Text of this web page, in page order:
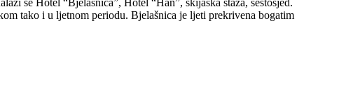
tako i u ljetnom periodu. Bjelašnica je ljeti prekrivena bogatim